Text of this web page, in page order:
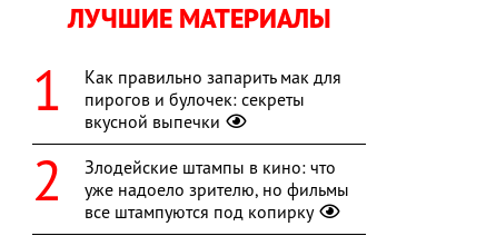
ЛУЧШИЕ МАТЕРИАЛЫ
Как правильно запарить мак для
пирогов и булочек: секреты
вкусной выпечки
Злодейские штампы в кино: что
уже надоело зрителю, но фильмы
все штампуются под копирку